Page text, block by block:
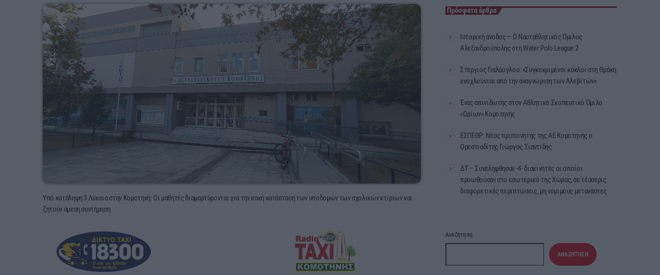
Υπό κατάληψη 3 Λύκεια στην Κομοτηνή: Οι μαθητές διαμαρτύρονται για την κακή κατάσταση των υποδομών των σχολικών κτιρίων και
ζητούν άμεση συντήρηση
Πρόσφατα άρθρα
Ιστορική άνοδος – Ο Ναυταθλητικός Όμιλος
Αλεξανδρούπολης στη Water Polo League 2
Στέργιος Γιαλάογλου: «Συγκεκριμένοι κύκλοι στη Θράκη
ενοχλούνται από την αναγνώριση των Αλεβιτών»
Ένας απινιδωτής στον Αθλητικό Σκοπευτικό Όμιλο
«Ωρίων» Κομοτηνής
ΕΣΠΕΘΡ: Νέος προπονητής της ΑΕ Κομοτηνής ο
Ορεστιαδίτης Γιώργος Σιαντίδης
ΔΤ – Συνελήφθησαν -4- διακινητές οι οποίοι
προωθούσαν στο εσωτερικό της Χώρας, σε τέσσερις
διαφορετικές περιπτώσεις, μη νόμιμους μετανάστες
Αναζήτηση
ΑΝΑΖΉΤΗΣΗ